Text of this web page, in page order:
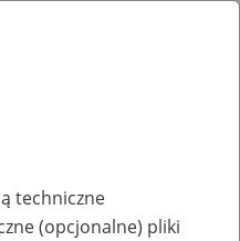
techniczne
(opcjonalne) pliki